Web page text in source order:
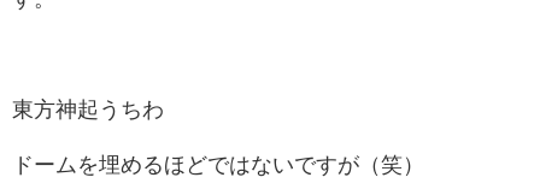
東方神起うちわ
ドームを埋めるほどではないですが（笑）